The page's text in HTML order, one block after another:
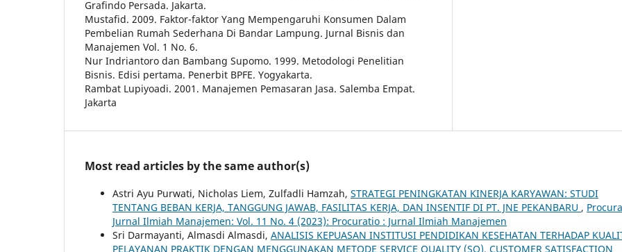
Grafindo Persada. Jakarta.
Mustafid. 2009. Faktor-faktor Yang Mempengaruhi Konsumen Dalam
Pembelian Rumah Sederhana Di Bandar Lampung. Jurnal Bisnis dan
Manajemen Vol. 1 No. 6.
Nur Indriantoro dan Bambang Supomo. 1999. Metodologi Penelitian
Bisnis. Edisi pertama. Penerbit BPFE. Yogyakarta.
Rambat Lupiyoadi. 2001. Manajemen Pemasaran Jasa. Salemba Empat.
Jakarta
Most read articles by the same author(s)
Astri Ayu Purwati, Nicholas Liem, Zulfadli Hamzah, STRATEGI PENINGKATAN KINERJA KARYAWAN: STUDI
TENTANG BEBAN KERJA, TANGGUNG JAWAB, FASILITAS KERJA, DAN INSENTIF DI PT. JNE PEKANBARU ,
Jurnal Ilmiah Manajemen: Vol. 11 No. 4 (2023): Procuratio : Jurnal Ilmiah Manajemen
Sri Darmayanti, Almasdi Almasdi, ANALISIS KEPUASAN INSTITUSI PENDIDIKAN KESEHATAN TERHADAP
PELAYANAN PRAKTIK DENGAN MENGGUNAKAN METODE SERVICE QUALITY (SQ), CUSTOMER SATISFACTION